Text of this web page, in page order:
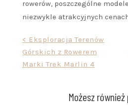
rowerów, poszczególne
niezwykle atrakcyjnych
Nawigacja
wpisu
< Eksploracja Terenów
Górskich z Rowerem
Marki Trek Marlin 4
Możesz